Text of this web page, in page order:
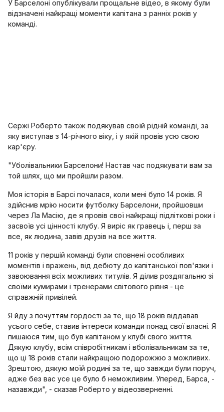
У Барселоні опублікували прощальне відео, в якому були
відзначені найкращі моменти капітана з ранніх років у
команді.
Сержі Роберто також подякував своїй рідній команді, за
яку виступав з 14-річного віку, і у якій провів усю свою
кар'єру.
"Уболівальники Барселони! Настав час подякувати вам за
той шлях, що ми пройшли разом.
Моя історія в Барсі почалася, коли мені було 14 років. Я
здійснив мрію носити футболку Барселони, пройшовши
через Ла Масію, де я провів свої найкращі підліткові роки і
засвоїв усі цінності клубу. Я виріс як гравець і, перш за
все, як людина, завів друзів на все життя.
11 років у першій команді були сповнені особливих
моментів і вражень, від дебюту до капітанської пов'язки і
завоювання всіх можливих титулів. Я ділив роздягальню зі
своїми кумирами і тренерами світового рівня - це
справжній привілей.
Я йду з почуттям гордості за те, що 18 років віддавав
усього себе, ставив інтереси команди понад свої власні. Я
пишаюся тим, що був капітаном у клубі свого життя.
Дякую клубу, всім співробітникам і вболівальникам за те,
що ці 18 років стали найкращою подорожжю з можливих.
Зрештою, дякую моїй родині за те, що завжди були поруч,
адже без вас усе це було б неможливим. Уперед, Барса, -
назавжди", - сказав Роберто у відеозверненні.